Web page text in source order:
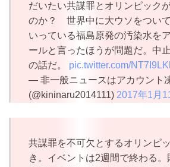
だいたい共謀罪とオリンピック
のか？ 世界中に大ウソをつい
いっている福島原発の汚染水を
ールと言ったほうが問題だ。中
の話だ。 pic.twitter.com/
— 非一般ニュースはアカウント
(@kininaru2014111) 2017年1月
共謀罪を不可欠とするオリンピ
き。イベントは2週間で終わる